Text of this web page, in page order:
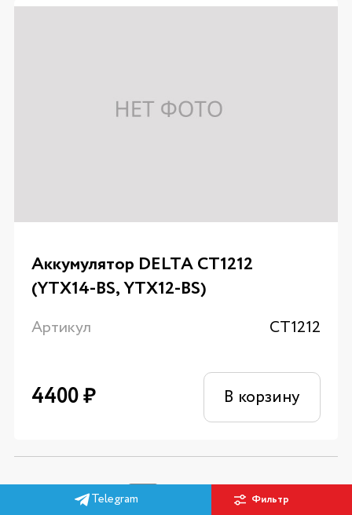
Аккумулятор DELTA CT1212
(YTX14-BS, YTX12-BS)
Артикул CT1212
4400₽ В корзину
Telegram Фильтр